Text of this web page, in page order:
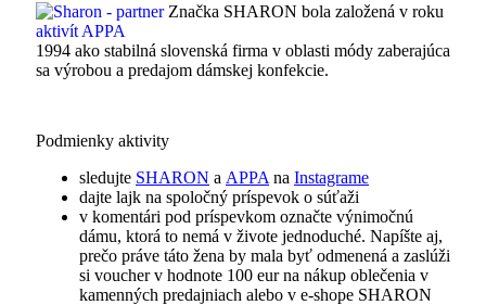
Značka SHARON bola založená v roku
1994 ako stabilná slovenská firma v oblasti módy zaberajúca
sa výrobou a predajom dámskej konfekcie.
Podmienky aktivity
sledujte SHARON a APPA na Instagrame
dajte lajk na spoločný príspevok o súťaži
v komentári pod príspevkom označte výnimočnú
dámu, ktorá to nemá v živote jednoduché. Napíšte aj,
prečo práve táto žena by mala byť odmenená a zaslúži
si voucher v hodnote 100 eur na nákup oblečenia v
kamenných predajniach alebo v e-shope SHARON